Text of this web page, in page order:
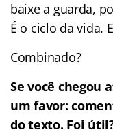
baixe a guarda,
É o ciclo da vida.
Combinado?
Se você chegou
um favor:
do texto. Foi